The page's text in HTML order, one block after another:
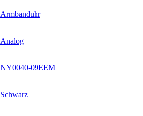
Armbanduhr
Analog
NY0040-09EEM
Schwarz